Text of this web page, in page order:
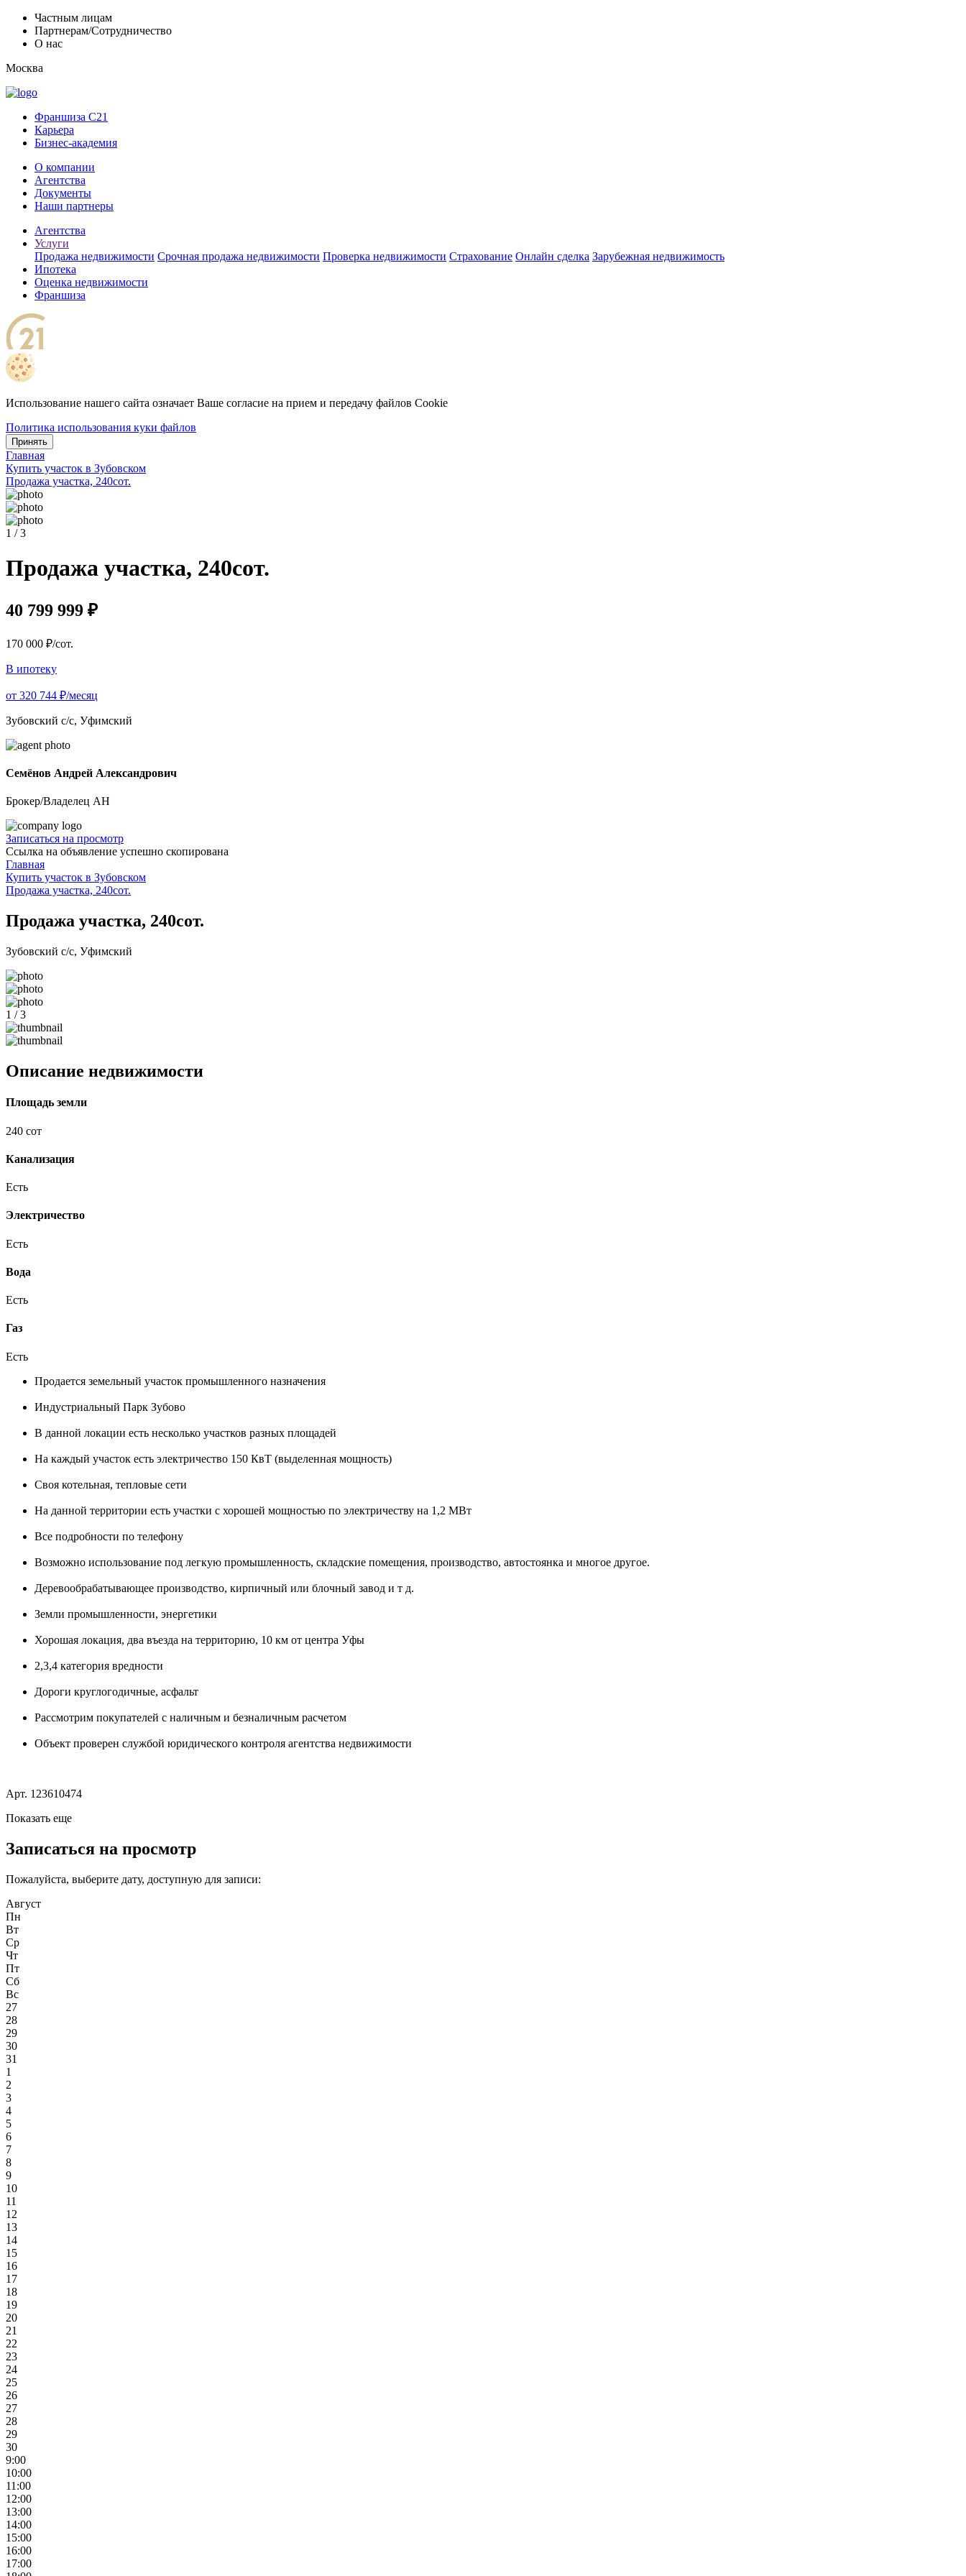
Частным лицам
Партнерам/Сотрудничество
О нас
Москва
Франшиза C21
Карьера
Бизнес-академия
О компании
Агентства
Документы
Наши партнеры
Агентства
Услуги
Продажа недвижимости Срочная продажа недвижимости Проверка недвижимости Страхование Онлайн сделка Зарубежная недвижимость
Ипотека
Оценка недвижимости
Франшиза
Использование нашего сайта означает Ваше согласие на прием и передачу файлов Cookie
Политика использования куки файлов
Принять
Главная
Купить участок в Зубовском
Продажа участка, 240сот.
1 / 3
Продажа участка, 240сот.
40 799 999 ₽
170 000 ₽/сот.
В ипотеку
от 320 744 ₽/месяц
Зубовский с/с, Уфимский
Семёнов Андрей Александрович
Брокер/Владелец АН
Записаться на просмотр
Ссылка на объявление успешно скопирована
Главная
Купить участок в Зубовском
Продажа участка, 240сот.
Продажа участка, 240сот.
Зубовский с/с, Уфимский
1 / 3
Описание недвижимости
Площадь земли
240 сот
Канализация
Есть
Электричество
Есть
Вода
Есть
Газ
Есть
Продается земельный участок промышленного назначения
Индустриальный Парк Зубово
В данной локации есть несколько участков разных площадей
На каждый участок есть электричество 150 КвТ (выделенная мощность)
Своя котельная, тепловые сети
На данной территории есть участки с хорошей мощностью по электричеству на 1,2 МВт
Все подробности по телефону
Возможно использование под легкую промышленность, складские помещения, производство, автостоянка и многое другое.
Деревообрабатывающее производство, кирпичный или блочный завод и т д.
Земли промышленности, энергетики
Хорошая локация, два въезда на территорию, 10 км от центра Уфы
2,3,4 категория вредности
Дороги круглогодичные, асфальт
Рассмотрим покупателей с наличным и безналичным расчетом
Объект проверен службой юридического контроля агентства недвижимости
Арт. 123610474
Показать еще
Записаться на просмотр
Пожалуйста, выберите дату, доступную для записи:
Август
Пн
Вт
Ср
Чт
Пт
Сб
Вс
27
28
29
30
31
1
2
3
4
5
6
7
8
9
10
11
12
13
14
15
16
17
18
19
20
21
22
23
24
25
26
27
28
29
30
9:00
10:00
11:00
12:00
13:00
14:00
15:00
16:00
17:00